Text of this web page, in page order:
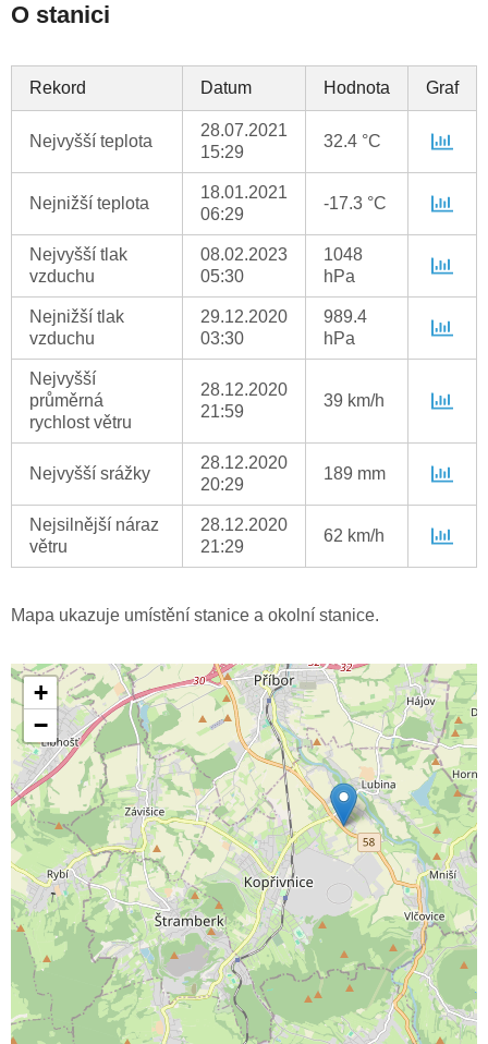
O stanici
Rekord Datum Hodnota Graf
Nejvyšší teplota
28.07.2021
15:29
32.4 °C
Nejnižší teplota
18.01.2021
06:29
-17.3 °C
Nejvyšší tlak
vzduchu
08.02.2023
05:30
1048
hPa
Nejnižší tlak
vzduchu
29.12.2020
03:30
989.4
hPa
Nejvyšší
průměrná
rychlost větru
28.12.2020
21:59
39 km/h
Nejvyšší srážky
28.12.2020
20:29
189 mm
Nejsilnější náraz
větru
28.12.2020
21:29
62 km/h
Mapa ukazuje umístění stanice a okolní stanice.
+
−